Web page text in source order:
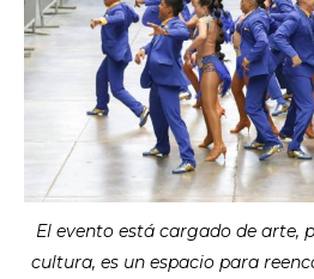
El evento está cargado de arte,
cultura, es un espacio para